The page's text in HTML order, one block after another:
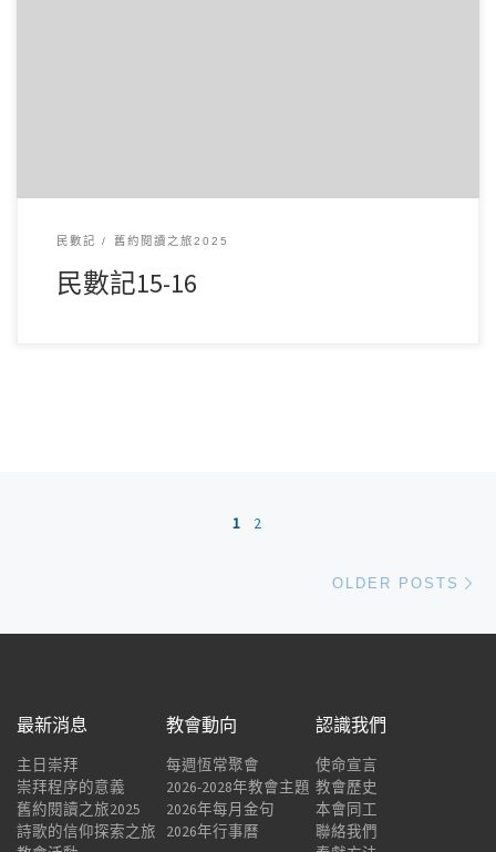
民數記 舊約閱讀之旅2025
民數記15-16
Posts navigation1 2
OLDER POSTS
最新消息
主日崇拜
崇拜程序的意義
舊約閱讀之旅2025
詩歌的信仰探索之旅
教會動向
每週恆常聚會
2026-2028年教會主題
2026年每月金句
2026年行事曆
認識我們
使命宣言
教會歷史
本會同工
聯絡我們